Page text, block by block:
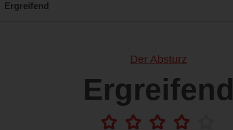
Ergreifend
Der Absturz
Ergreifend